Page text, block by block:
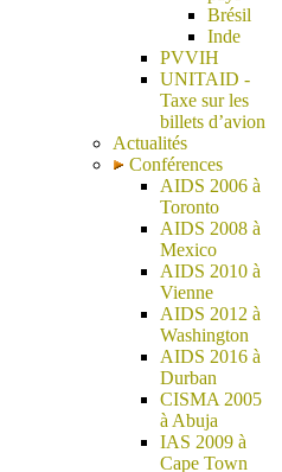
Brésil
Inde
PVVIH
UNITAID -
Taxe sur les
billets d’avion
Actualités
Conférences
AIDS 2006 à
Toronto
AIDS 2008 à
Mexico
AIDS 2010 à
Vienne
AIDS 2012 à
Washington
AIDS 2016 à
Durban
CISMA 2005
à Abuja
IAS 2009 à
Cape Town